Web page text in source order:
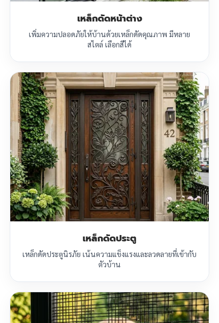
เหล็กดัดหน้าต่าง
เพิ่มความปลอดภัยให้บ้านด้วยเหล็กดัดคุณภาพ มีหลาย
สไตล์ เลือกสีได้
เหล็กดัดประตู
เหล็กดัดประตูนิรภัย เน้นความแข็งแรงและลวดลายที่เข้ากับ
ตัวบ้าน